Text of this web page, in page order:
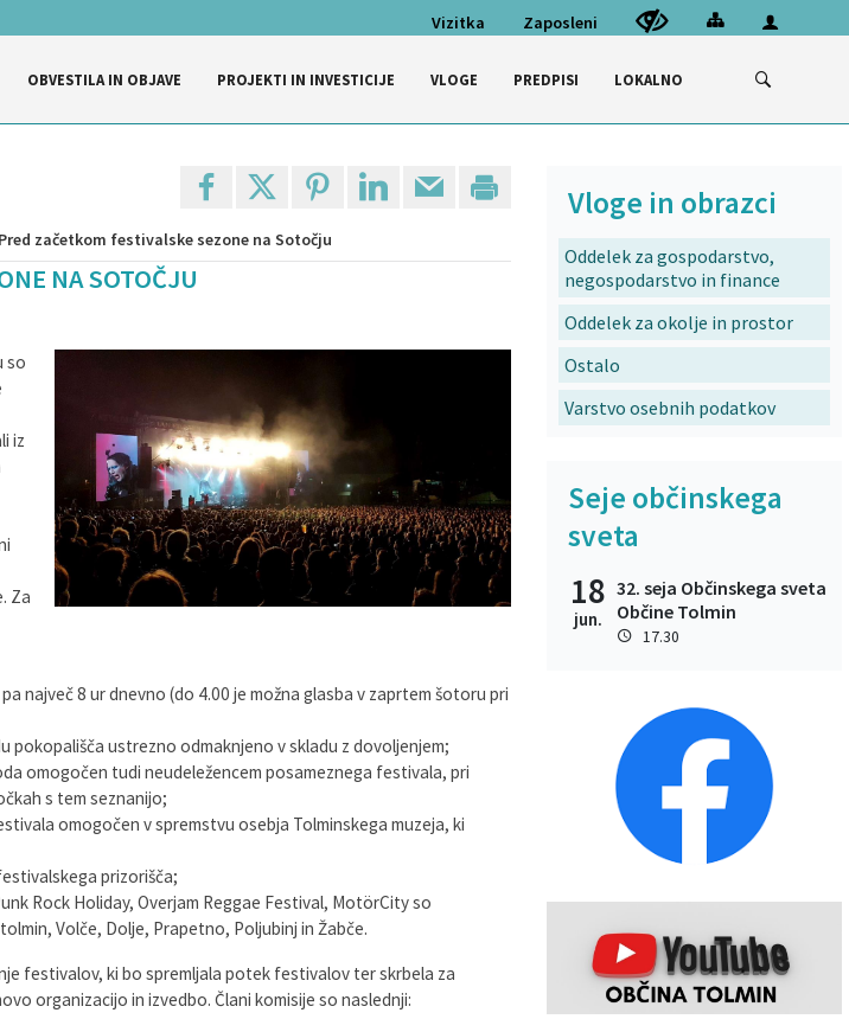
Vizitka Zaposleni
OBVESTILA IN OBJAVE PROJEKTI IN INVESTICIJE VLOGE PREDPISI LOKALNO
Pred začetkom festivalske sezone na Sotočju
NA SOTOČJU
so
iz
Za
največ 8 ur dnevno (do 4.00 je možna glasba v zaprtem šotoru pri
pokopališča ustrezno odmaknjeno v skladu z dovoljenjem;
omogočen tudi neudeležencem posameznega festivala, pri
s tem seznanijo;
omogočen v spremstvu osebja Tolminskega muzeja, ki
prizorišča;
Rock Holiday, Overjam Reggae Festival, MotörCity so
Volče, Dolje, Prapetno, Poljubinj in Žabče.
festivalov, ki bo spremljala potek festivalov ter skrbela za
organizacijo in izvedbo. Člani komisije so naslednji:
Vloge in obrazci
Oddelek za gospodarstvo,
negospodarstvo in finance
Oddelek za okolje in prostor
Ostalo
Varstvo osebnih podatkov
Seje občinskega
sveta
18
jun.
32. seja Občinskega sveta
Občine Tolmin
17.30